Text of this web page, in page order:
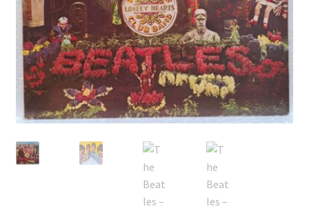
Blog
lei0,00